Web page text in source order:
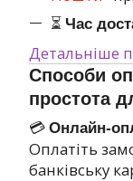
⏳ Час
Детальніше
Способи
простота
💳 Онлайн-
Оплатіть
банківську